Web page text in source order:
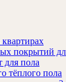
покрытий
для пола
тёплого пола